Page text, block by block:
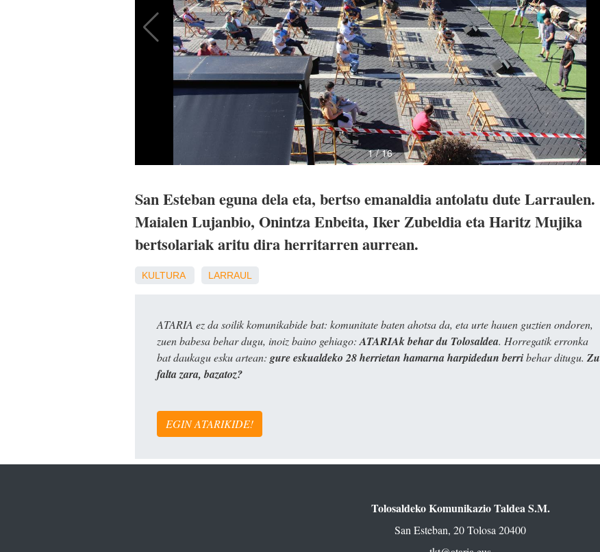
San Esteban eguna dela eta, bertso emanaldia antolatu dute Larraulen.
Maialen Lujanbio, Onintza Enbeita, Iker Zubeldia eta Haritz Mujika
bertsolariak aritu dira herritarren aurrean.
KULTURA LARRAUL
ATARIA ez da soilik komunikabide bat: komunitate baten ahotsa da, eta urte hauen guztien ondoren,
zuen babesa behar dugu, inoiz baino gehiago: ATARIAk behar du Tolosaldea. Horregatik erronka
bat daukagu esku artean: gure eskualdeko 28 herrietan hamarna harpidedun berribehar ditugu. Zu
falta zara, bazatoz?
EGIN ATARIKIDE!
Tolosaldeko Komunikazio Taldea S.M.
San Esteban, 20 Tolosa 20400